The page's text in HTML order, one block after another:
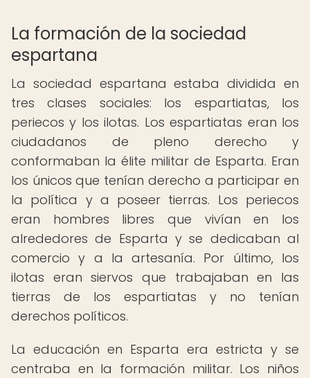
La formación de la sociedad
espartana
La sociedad espartana estaba dividida en
tres clases sociales: los espartiatas, los
periecos y los ilotas. Los espartiatas eran los
ciudadanos de pleno derecho y
conformaban la élite militar de Esparta. Eran
los únicos que tenían derecho a participar en
la política y a poseer tierras. Los periecos
eran hombres libres que vivían en los
alrededores de Esparta y se dedicaban al
comercio y a la artesanía. Por último, los
ilotas eran siervos que trabajaban en las
tierras de los espartiatas y no tenían
derechos políticos.
La educación en Esparta era estricta y se
centraba en la formación militar. Los niños